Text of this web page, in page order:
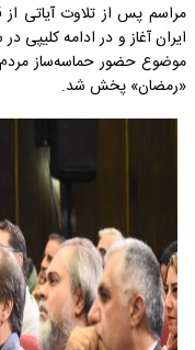
مراسم پس از تلاوت آیاتی
ایران آغاز و در ادامه
موضوع حضور حماسه‌ساز
«رمضان» پخش شد.